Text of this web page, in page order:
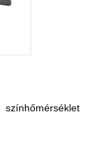
színhőmérséklet